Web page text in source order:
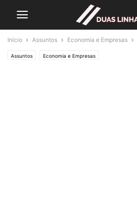
Início Assuntos Economia e Empresas
Assuntos Economia e Empresas